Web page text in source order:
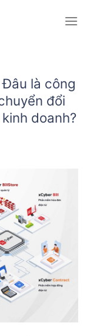
Đâu là công
đổi
doanh?